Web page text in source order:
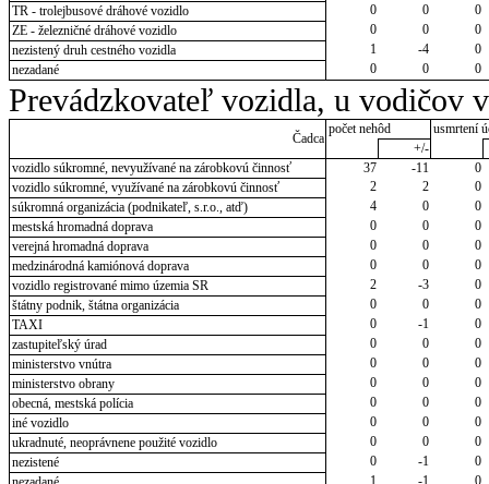
TR - trolejbusové dráhové vozidlo
0 0
0
ZE - železničné dráhové vozidlo
0 0
0
nezistený druh cestného vozidla
1 -4
0
nezadané
0 0 0
Prevádzkovateľ vozidla, u vodičov
Čadca
počet nehôd
usmrtení
+/-
vozidlo súkromné, nevyužívané na zárobkovú činnosť
37 -11
0
vozidlo súkromné, využívané na zárobkovú činnosť
2 2
0
súkromná organizácia (podnikateľ, s.r.o., atď)
4 0
0
mestská hromadná doprava
0 0
0
verejná hromadná doprava
0 0
0
medzinárodná kamiónová doprava
0 0
0
vozidlo registrované mimo územia SR
2 -3
0
štátny podnik, štátna organizácia
0 0
0
TAXI
0 -1
0
zastupiteľský úrad
0 0
0
ministerstvo vnútra
0 0
0
ministerstvo obrany
0 0
0
obecná, mestská polícia
0 0
0
iné vozidlo
0 0
0
ukradnuté, neoprávnene použité vozidlo
0 0
0
nezistené
0 -1
0
1 -1 0